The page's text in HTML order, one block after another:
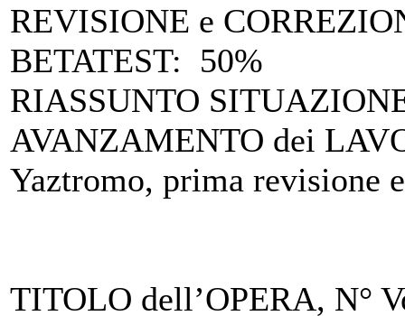
REVISIONE e
BETATEST: 50%
RIASSUNTO
AVANZAMENTO dei
Yaztromo, prima revisione
TITOLO dell’OPERA, N°